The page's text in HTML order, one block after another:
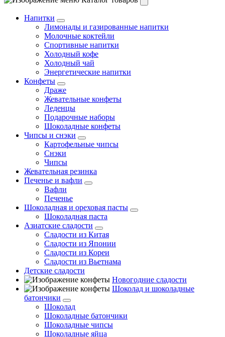
Напитки
Лимонады и газированные напитки
Молочные коктейли
Спортивные напитки
Холодный кофе
Холодный чай
Энергетические напитки
Конфеты
Драже
Жевательные конфеты
Леденцы
Подарочные наборы
Шоколадные конфеты
Чипсы и снэки
Картофельные чипсы
Снэки
Чипсы
Жевательная резинка
Печенье и вафли
Вафли
Печенье
Шоколадная и ореховая пасты
Шоколадная паста
Азиатские сладости
Сладости из Китая
Сладости из Японии
Сладости из Кореи
Сладости из Вьетнама
Детские сладости
Новогодние сладости
Шоколад и шоколадные
батончики
Шоколад
Шоколадные батончики
Шоколадные чипсы
Шоколадные яйца